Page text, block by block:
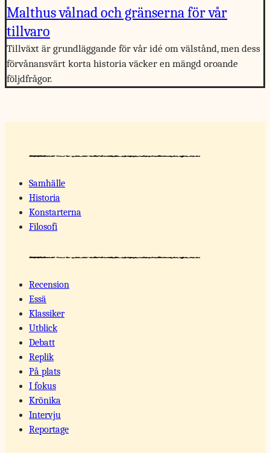
Malthus vålnad och gränserna för vår
tillvaro
Tillväxt är grundläggande för vår idé om välstånd, men dess
förvånansvärt korta historia väcker en mängd oroande
följdfrågor.
Samhälle
Historia
Konstarterna
Filosofi
Recension
Essä
Klassiker
Utblick
Debatt
Replik
På plats
I fokus
Krönika
Intervju
Reportage